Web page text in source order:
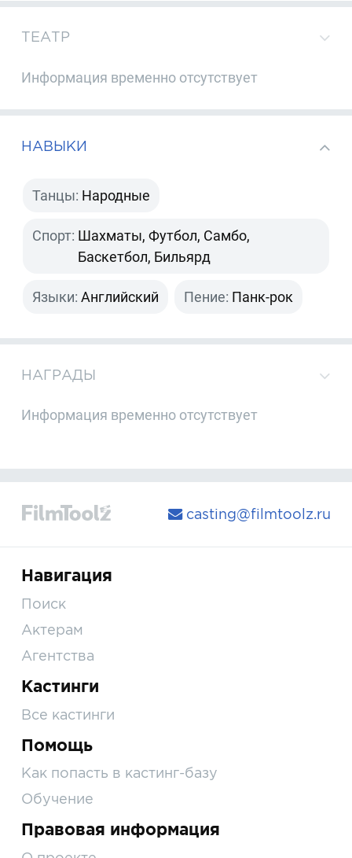
ТЕАТР
Информация временно отсутствует
НАВЫКИ
Танцы: Народные
Спорт: Шахматы, Футбол, Самбо,
Баскетбол, Бильярд
Языки: Английский Пение: Панк-рок
НАГРАДЫ
Информация временно отсутствует
casting@filmtoolz.ru
Навигация
Поиск
Актерам
Агентства
Кастинги
Все кастинги
Помощь
Как попасть в кастинг-базу
Обучение
Правовая информация